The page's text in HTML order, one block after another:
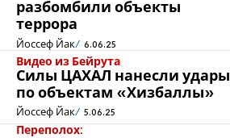
разбомбили объекты
террора
Йоссеф Йак 6.06.25
Видео из Бейрута
Силы ЦАХАЛ нанесли удары
по объектам «Хизбаллы»
Йоссеф Йак 5.06.25
Переполох: